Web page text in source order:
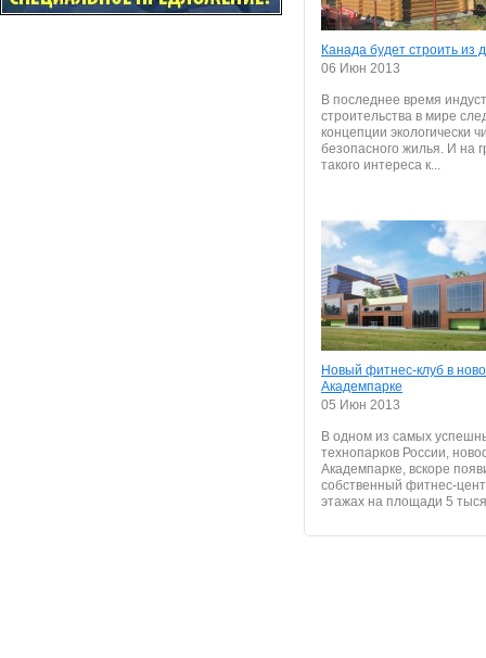
Канада будет строить из
06 Июн 2013
В последнее время
строительства в мире
концепции экологически
безопасного жилья. И на
такого интереса к...
Новый фитнес-клуб в
Академпарке
05 Июн 2013
В одном из самых
технопарков России,
Академпарке, вскоре
собственный фитнес-
этажах на площади 5